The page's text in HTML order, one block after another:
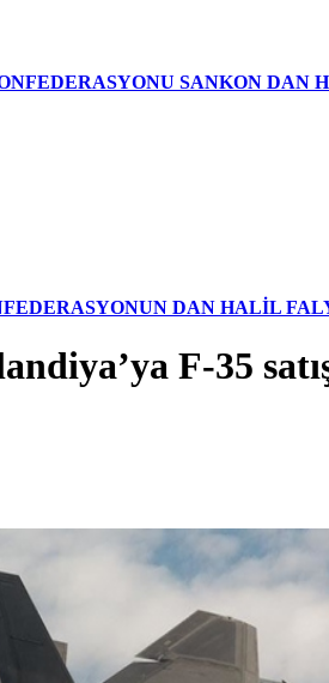
SANKON
DAN HALİL
F-35